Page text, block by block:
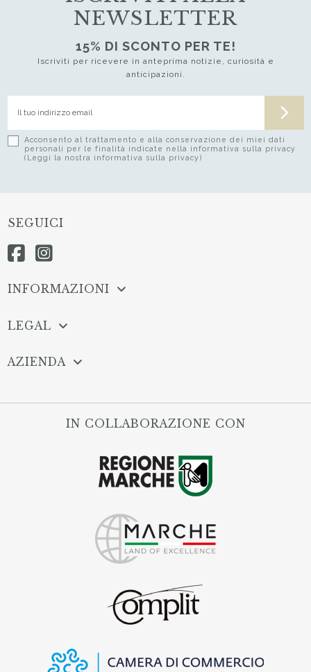
NEWSLETTER
15% DI SCONTO PER TE!
Iscriviti per ricevere in anteprima notizie, curiosità e
anticipazioni.
Acconsento al trattamento e alla conservazione dei miei dati
personali per le finalità indicate nella informativa sulla privacy
(Leggi la nostra informativa sulla privacy)
SEGUICI
INFORMAZIONI
LEGAL
AZIENDA
IN COLLABORAZIONE CON